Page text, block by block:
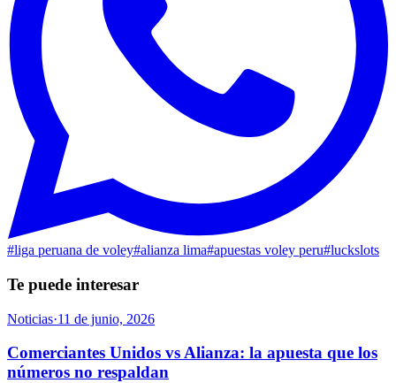
#liga peruana de voley#alianza lima#apuestas voley peru#luckslots
Te puede interesar
Noticias·11 de junio, 2026
Comerciantes Unidos vs Alianza: la apuesta que los
números no respaldan